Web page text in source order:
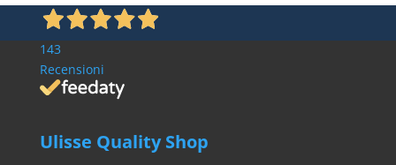
143
Recensioni
Ulisse Quality Shop